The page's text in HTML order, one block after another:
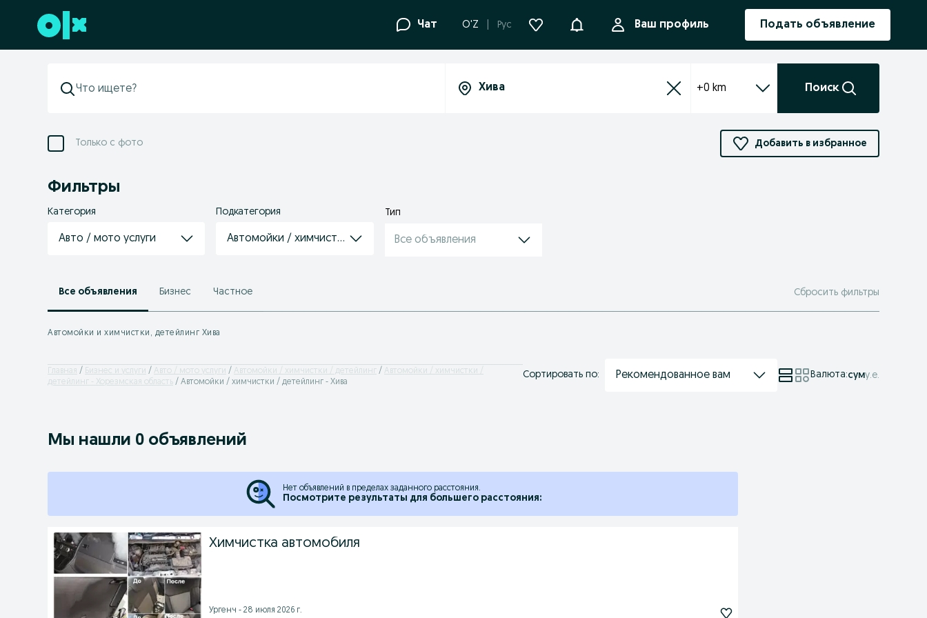
Перейти к нижнему колонтитулу Чат O'Z Рус УведомленияВаш профиль Подать объявление
+0 km Поиск
Только с фото Добавить в избранное
Фильтры
Категория
Авто / мото услуги
Подкатегория
Автомойки / химчистки / детейлинг
Тип
Все объявления
Все объявления Бизнес Частное Сбросить фильтры
Автомойки и химчистки, детейлинг Хива
Главная Бизнес и услуги Авто / мото услуги Автомойки / химчистки / детейлинг
Автомойки / химчистки /
детейлинг - Хорезмская область
Автомойки / химчистки / детейлинг - Хива
Сортировать по: Рекомендованное вам Валюта:суму.е.
Мы нашли 0 объявлений
Нет объявлений в пределах заданного расстояния.
Посмотрите результаты для большего расстояния:
Химчистка автомобиля
Ургенч - 28 июля 2026 г.